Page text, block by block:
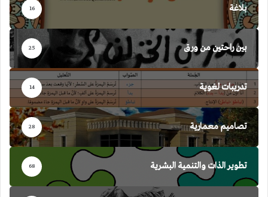
بلاغة 16
بين راحتين من ورق 25
تدريبات لغوية 14
تصاميم معمارية 28
تطوير الذات والتنمية البشرية 68